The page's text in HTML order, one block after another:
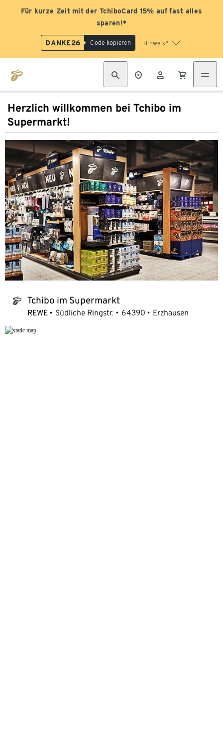
Für kurze Zeit mit der TchiboCard 15% auf fast alles
sparen!*
DANKE26 Code kopieren Hinweis*
Herzlich willkommen bei Tchibo im
Supermarkt!
tchibo_logo Tchibo im Supermarkt
REWE Südliche Ringstr. 64390 Erzhausen